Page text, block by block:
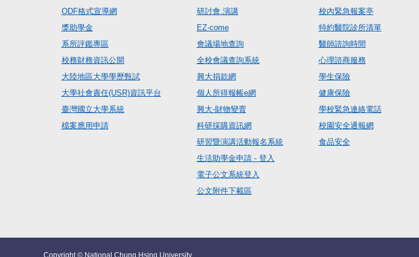
ODF格式宣導網
獎助學金
系所評鑑專區
校務財務資訊公開
大陸地區大學學歷甄試
大學社會責任(USR)資訊平台
臺灣國立大學系統
檔案應用申請
研討會.演講
EZ-come
會議場地查詢
全校會議查詢系統
興大捐款網
個人所得報帳e網
興大-財物變賣
科研採購資訊網
研習暨演講活動報名系統
生活助學金申請 - 登入
電子公文系統登入
公文附件下載區
校內緊急報案亭
特約醫院診所清單
醫師諮詢時間
心理諮商服務
學生保險
健康保險
學校緊急連絡電話
校園安全通報網
食品安全
Copyright © National Chung Hsing University